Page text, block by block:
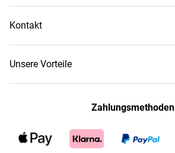
Kontakt
Unsere Vorteile
Zahlungsmethoden